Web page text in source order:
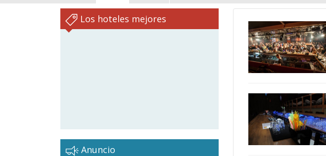
Los hoteles mejores
Anuncio